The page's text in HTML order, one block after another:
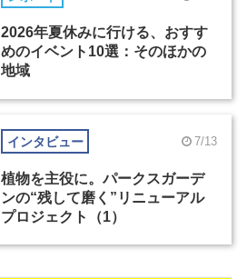
2026年夏休みに行ける、おすす
めのイベント10選：そのほかの
地域
インタビュー 7/13
植物を主役に。パークスガーデ
ンの“残して磨く”リニューアル
プロジェクト（1）